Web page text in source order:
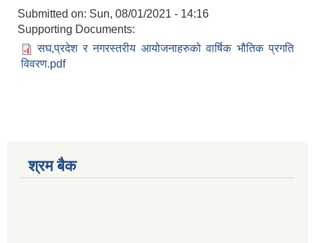
Submitted on: Sun, 08/01/2021 - 14:16
Supporting Documents:
स‌घ,प्रदेश र नगरस्तरीय आयोजनाहरुको वार्षिक भौतिक प्रगति
विवरण.pdf
श्रम बैक